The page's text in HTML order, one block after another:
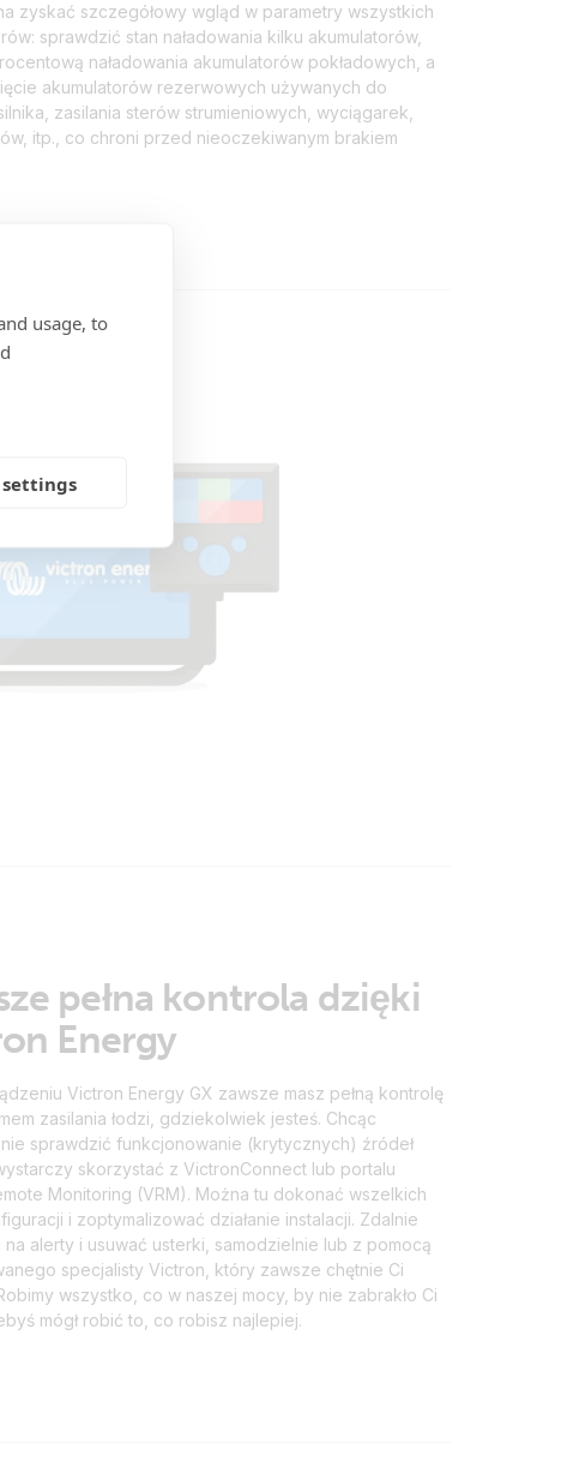
usage, to
settings
zyskać szczegółowy wgląd w parametry wszystkich
sprawdzić stan naładowania kilku akumulatorów,
naładowania akumulatorów pokładowych, a
akumulatorów rezerwowych używanych do
zasilania sterów strumieniowych, wyciągarek,
itp., co chroni przed nieoczekiwanym brakiem
pełna kontrola dzięki
Energy
Victron Energy GX zawsze masz pełną kontrolę
zasilania łodzi, gdziekolwiek jesteś. Chcąc
sprawdzić funkcjonowanie (krytycznych) źródeł
skorzystać z VictronConnect lub portalu
Monitoring (VRM). Można tu dokonać wszelkich
i zoptymalizować działanie instalacji. Zdalnie
alerty i usuwać usterki, samodzielnie lub z pomocą
specjalisty Victron, który zawsze chętnie Ci
wszystko, co w naszej mocy, by nie zabrakło Ci
mógł robić to, co robisz najlepiej.